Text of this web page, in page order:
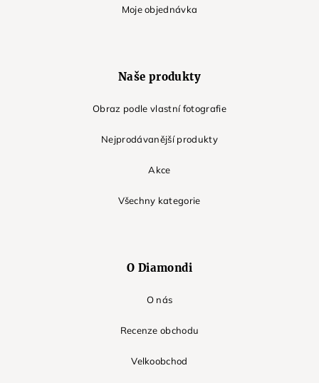
Moje objednávka
Naše produkty
Obraz podle vlastní fotografie
Nejprodávanější produkty
Akce
Všechny kategorie
O Diamondi
O nás
Recenze obchodu
Velkoobchod